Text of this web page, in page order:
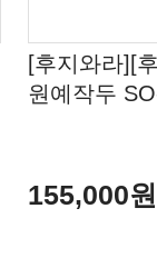
[후지와라][
원예작두
155,000원